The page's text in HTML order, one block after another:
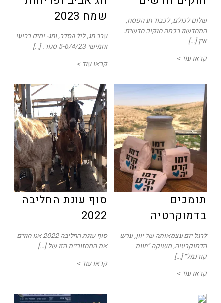
שלום לכולם, לכבוד חג הפסח,
התחדשנו בכמה חוקים חדשים:
אין […]
קראו עוד >
שמח 2023
ערב חג, ליל הסדר, וחג- ימים רביעי
וחמישי 5-6/4/23 סגור. […]
קראו עוד >
תומכים
בדמוקרטיה
לרגל יום עצמאותה של יוון, ערש
הדמוקרטיה, משיקה ״חוות
קורנמל״ […]
קראו עוד >
סוף עונת החליבה
2022
סוף עונת החליבה 2022 אנו חווים
את המחזוריות הזו של […]
קראו עוד >